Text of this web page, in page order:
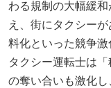
わる規制の大幅緩
え、街にタクシー
料化といった競争
タクシー運転士は
の奪い合いも激化